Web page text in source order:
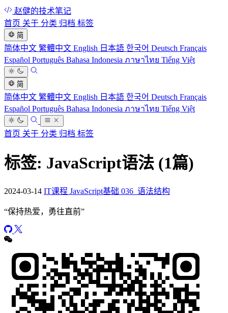
赵健的技术笔记
首页 关于 分类 归档 标签
简
简体中文 繁體中文 English 日本語 한국어 Deutsch Français
Español Português Bahasa Indonesia ภาษาไทย Tiếng Việt
简
简体中文 繁體中文 English 日本語 한국어 Deutsch Français
Español Português Bahasa Indonesia ภาษาไทย Tiếng Việt
首页 关于 分类 归档 标签
标签: JavaScript语法 (1篇)
2024-03-14 IT课程 JavaScript基础 036_语法结构
“保持热爱，勇往直前”